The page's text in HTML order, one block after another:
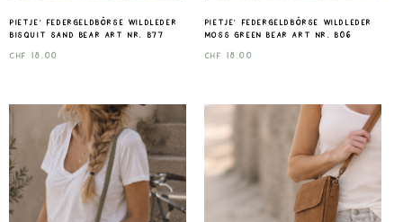
Pietje‘ Federgeldbörse Wildleder
bisquit sand Bear art nr. B77
CHF 18.00
Pietje‘ Federgeldbörse Wildleder
moss green Bear art nr. B06
CHF 18.00